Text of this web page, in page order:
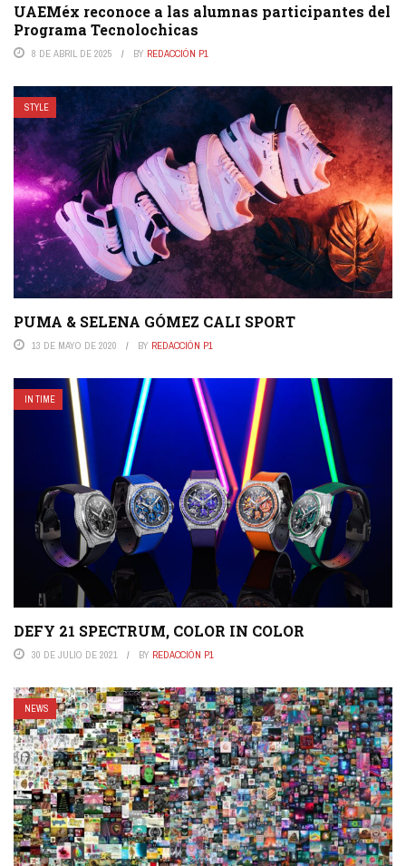
UAEMéx reconoce a las alumnas participantes del
Programa Tecnolochicas
8 DE ABRIL DE 2025 BY REDACCIÓN P1
STYLE
PUMA & SELENA GÓMEZ CALI SPORT
13 DE MAYO DE 2020 BY REDACCIÓN P1
IN TIME
DEFY 21 SPECTRUM, COLOR IN COLOR
30 DE JULIO DE 2021 BY REDACCIÓN P1
NEWS